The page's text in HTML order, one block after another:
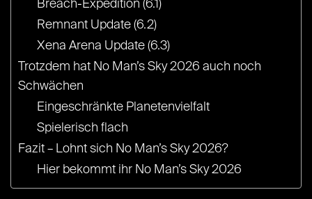
Breach-Expedition (6.1)
Remnant Update (6.2)
Xena Arena Update (6.3)
Trotzdem hat No Man’s Sky 2026 auch noch
Schwächen
Eingeschränkte Planetenvielfalt
Spielerisch flach
Fazit – Lohnt sich No Man’s Sky 2026?
Hier bekommt ihr No Man’s Sky 2026